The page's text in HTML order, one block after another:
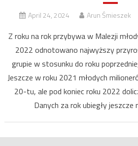
April 24, 2024 Arun Śmieszek
Z roku na rok przybywa w Malezji
2022 odnotowano najwyższy
grupie w stosunku do roku
Jeszcze w roku 2021 młodych
20-tu, ale pod koniec roku 2022
Danych za rok ubiegły